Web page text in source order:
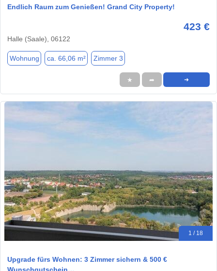
Endlich Raum zum Genießen! Grand City Property!
423 €
Halle (Saale), 06122
Wohnung ca. 66,06 m² Zimmer 3
★ ➦ ➜
1 / 18
Upgrade fürs Wohnen: 3 Zimmer sichern & 500 €